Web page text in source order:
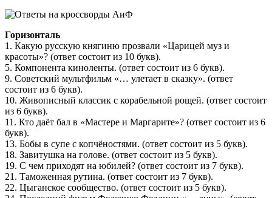
Горизонталь
1. Какую русскую княгиню прозвали «Царицей муз и
красоты»? (ответ состоит из 10 букв).
5. Компонента киноленты. (ответ состоит из 6 букв).
9. Советский мультфильм «… улетает в сказку». (ответ
состоит из 6 букв).
10. Живописный классик с корабельной рощей. (ответ состоит
из 6 букв).
11. Кто даёт бал в «Мастере и Маргарите»? (ответ состоит из 6
букв).
13. Бобы в супе с копчёностями. (ответ состоит из 5 букв).
18. Завитушка на голове. (ответ состоит из 5 букв).
19. С чем приходят на юбилей? (ответ состоит из 7 букв).
21. Таможенная рутина. (ответ состоит из 7 букв).
22. Цыганское сообщество. (ответ состоит из 5 букв).